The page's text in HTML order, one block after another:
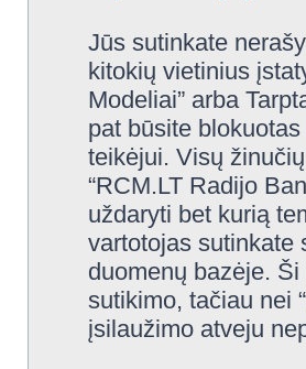
Jūs sutinkate
kitokių vietinius
Modeliai” arba
pat būsite
teikėjui. Visų
“RCM.LT Radijo
uždaryti bet kurią
vartotojas sutinkate
duomenų bazėje.
sutikimo, tačiau nei
įsilaužimo atveju